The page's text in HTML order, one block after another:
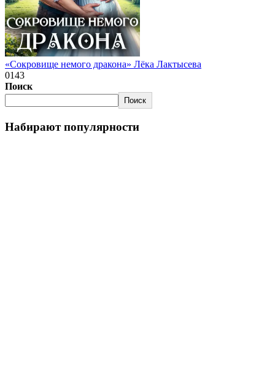
«Сокровище немого дракона» Лёка Лактысева
0143
Поиск
Поиск
Набирают популярности